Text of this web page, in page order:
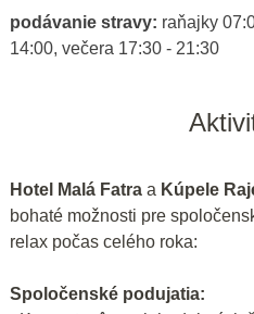
podávanie stravy: raňajky
14:00, večera 17:30 - 21:30
Hotel Malá Fatra a Kúpele
bohaté možnosti pre
relax počas celého roka:
Spoločenské podujatia: